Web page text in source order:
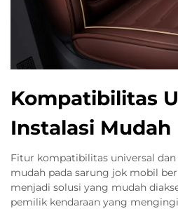
Kompatibilitas
Instalasi Mudah
Fitur kompatibilitas universal
mudah pada sarung jok mobil
menjadi solusi yang mudah
pemilik kendaraan yang